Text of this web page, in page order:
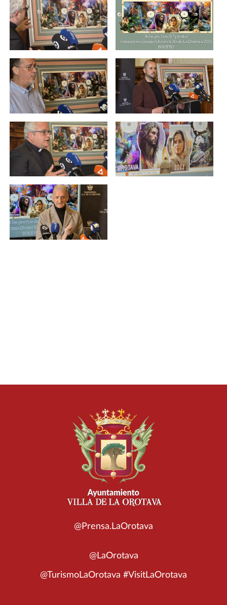
@Prensa.LaOrotava
@LaOrotava
@TurismoLaOrotava #VisitLaOrotava